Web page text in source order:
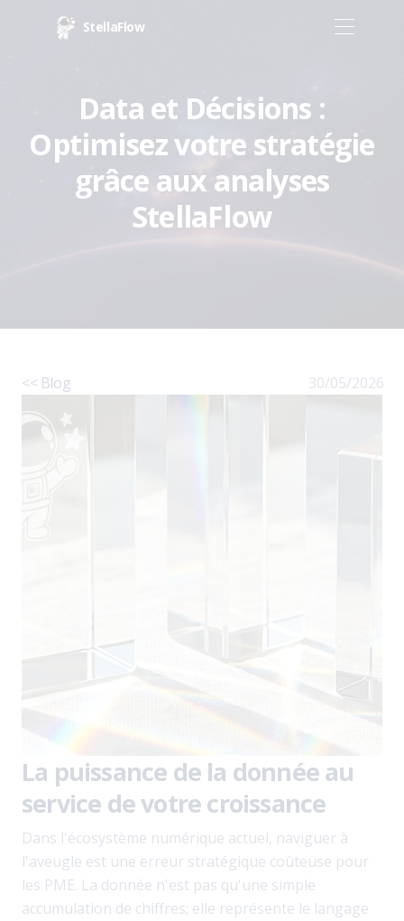
StellaFlow
Data et Décisions :
Optimisez votre stratégie
grâce aux analyses
StellaFlow
<< Blog 30/05/2026
La puissance de la donnée au
service de votre croissance
Dans l'écosystème numérique actuel, naviguer à
l'aveugle est une erreur stratégique coûteuse pour
les PME. La donnée n'est pas qu'une simple
accumulation de chiffres; elle représente le langage